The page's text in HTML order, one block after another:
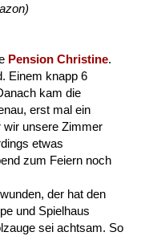
Pension Christine.
Einem knapp 6
kam die
erst mal ein
wir unsere Zimmer
etwas
zum Feiern noch
der hat den
und Spielhaus
sei achtsam. So